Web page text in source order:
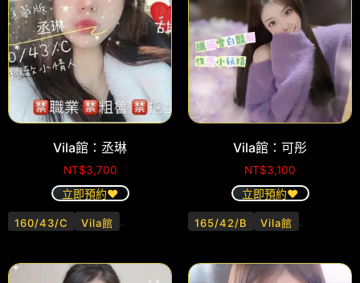
Vila館：丞琳
NT$3,700
立即預約❤️
160/43/C Vila館 .
Vila館：可彤
NT$3,100
立即預約❤️
165/42/B Vila館 .